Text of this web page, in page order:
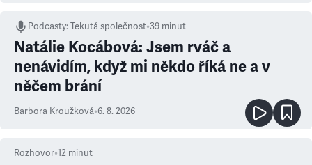
Podcasty:Tekutá společnost•39 minut
Natálie Kocábová: Jsem rváč a
nenávidím, když mi někdo říká ne a v
něčem brání
Barbora Kroužková•6. 8. 2026
Rozhovor•12 minut